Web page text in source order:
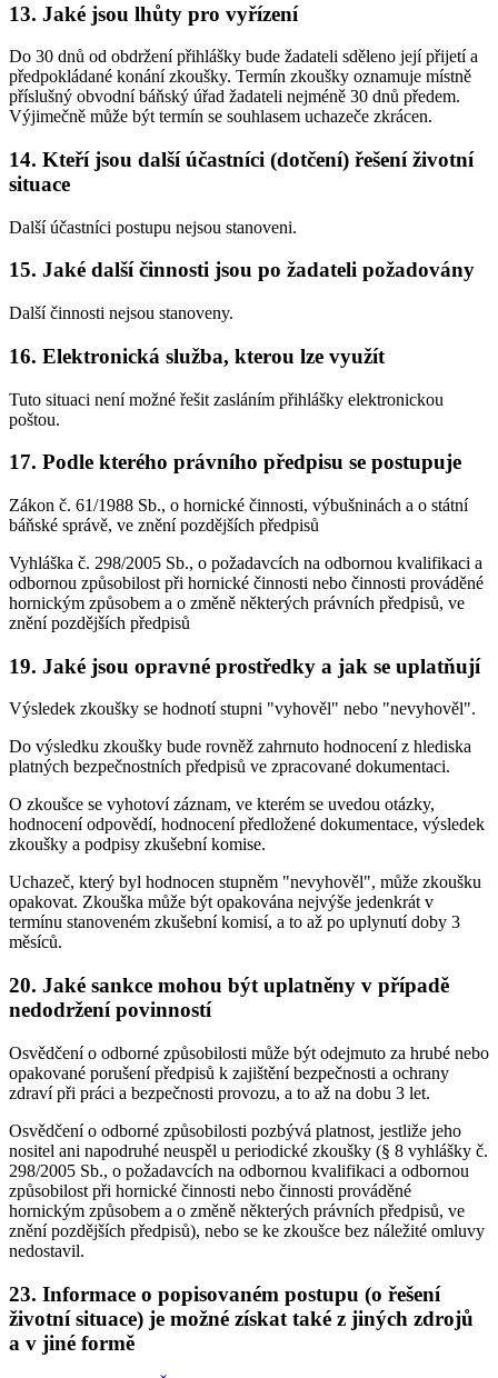
13. Jaké jsou lhůty pro vyřízení
Do 30 dnů od obdržení přihlášky bude žadateli sděleno její přijetí a
předpokládané konání zkoušky. Termín zkoušky oznamuje místně
příslušný obvodní báňský úřad žadateli nejméně 30 dnů předem.
Výjimečně může být termín se souhlasem uchazeče zkrácen.
14. Kteří jsou další účastníci (dotčení) řešení životní
situace
Další účastníci postupu nejsou stanoveni.
15. Jaké další činnosti jsou po žadateli požadovány
Další činnosti nejsou stanoveny.
16. Elektronická služba, kterou lze využít
Tuto situaci není možné řešit zasláním přihlášky elektronickou
poštou.
17. Podle kterého právního předpisu se postupuje
Zákon č. 61/1988 Sb., o hornické činnosti, výbušninách a o státní
báňské správě, ve znění pozdějších předpisů
Vyhláška č. 298/2005 Sb., o požadavcích na odbornou kvalifikaci a
odbornou způsobilost při hornické činnosti nebo činnosti prováděné
hornickým způsobem a o změně některých právních předpisů, ve
znění pozdějších předpisů
19. Jaké jsou opravné prostředky a jak se uplatňují
Výsledek zkoušky se hodnotí stupni "vyhověl" nebo "nevyhověl".
Do výsledku zkoušky bude rovněž zahrnuto hodnocení z hlediska
platných bezpečnostních předpisů ve zpracované dokumentaci.
O zkoušce se vyhotoví záznam, ve kterém se uvedou otázky,
hodnocení odpovědí, hodnocení předložené dokumentace, výsledek
zkoušky a podpisy zkušební komise.
Uchazeč, který byl hodnocen stupněm "nevyhověl", může zkoušku
opakovat. Zkouška může být opakována nejvýše jedenkrát v
termínu stanoveném zkušební komisí, a to až po uplynutí doby 3
měsíců.
20. Jaké sankce mohou být uplatněny v případě
nedodržení povinností
Osvědčení o odborné způsobilosti může být odejmuto za hrubé nebo
opakované porušení předpisů k zajištění bezpečnosti a ochrany
zdraví při práci a bezpečnosti provozu, a to až na dobu 3 let.
Osvědčení o odborné způsobilosti pozbývá platnost, jestliže jeho
nositel ani napodruhé neuspěl u periodické zkoušky (§ 8 vyhlášky č.
298/2005 Sb., o požadavcích na odbornou kvalifikaci a odbornou
způsobilost při hornické činnosti nebo činnosti prováděné
hornickým způsobem a o změně některých právních předpisů, ve
znění pozdějších předpisů), nebo se ke zkoušce bez náležité omluvy
nedostavil.
23. Informace o popisovaném postupu (o řešení
životní situace) je možné získat také z jiných zdrojů
a v jiné formě